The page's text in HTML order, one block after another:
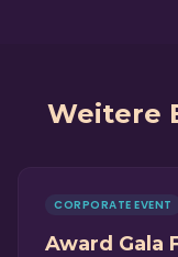
Weitere
CORPORATE EVENT
Award Gala